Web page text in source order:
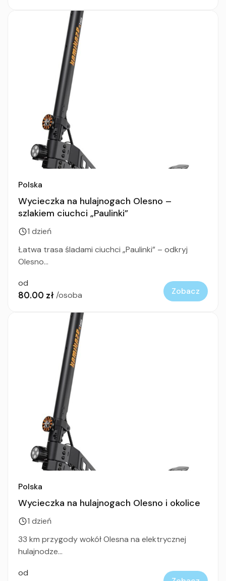
Polska
Wycieczka na hulajnogach Olesno –
szlakiem ciuchci „Paulinki”
1 dzień
Łatwa trasa śladami ciuchci „Paulinki” – odkryj
Olesno...
od
80.00 zł /osoba Zobacz
Polska
Wycieczka na hulajnogach Olesno i okolice
1 dzień
33 km przygody wokół Olesna na elektrycznej
hulajnodze...
od